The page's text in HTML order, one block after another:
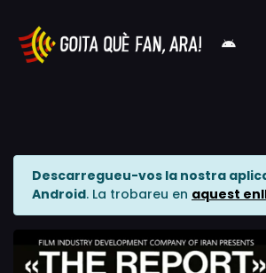
Descarregueu-vos la nostra
Android. La trobareu en aquest